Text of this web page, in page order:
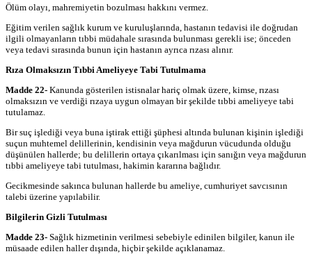
Ölüm olayı, mahremiyetin bozulması hakkını vermez.
Eğitim verilen sağlık kurum ve kuruluşlarında, hastanın tedavisi ile doğrudan
ilgili olmayanların tıbbi müdahale sırasında bulunması gerekli ise; önceden
veya tedavi sırasında bunun için hastanın ayrıca rızası alınır.
Rıza Olmaksızın Tıbbi Ameliyeye Tabi Tutulmama
Madde 22- Kanunda gösterilen istisnalar hariç olmak üzere, kimse, rızası
olmaksızın ve verdiği rızaya uygun olmayan bir şekilde tıbbi ameliyeye tabi
tutulamaz.
Bir suç işlediği veya buna iştirak ettiği şüphesi altında bulunan kişinin işlediği
suçun muhtemel delillerinin, kendisinin veya mağdurun vücudunda olduğu
düşünülen hallerde; bu delillerin ortaya çıkarılması için sanığın veya mağdurun
tıbbi ameliyeye tabi tutulması, hakimin kararına bağlıdır.
Gecikmesinde sakınca bulunan hallerde bu ameliye, cumhuriyet savcısının
talebi üzerine yapılabilir.
Bilgilerin Gizli Tutulması
Madde 23- Sağlık hizmetinin verilmesi sebebiyle edinilen bilgiler, kanun ile
müsaade edilen haller dışında, hiçbir şekilde açıklanamaz.